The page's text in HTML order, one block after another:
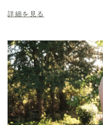
詳細を見る